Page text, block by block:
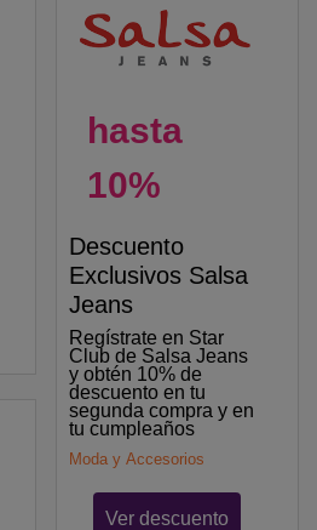
hasta
10%
Descuento
Exclusivos Salsa
Jeans
Regístrate en Star
Club de Salsa Jeans
y obtén 10% de
descuento en tu
segunda compra y en
tu cumpleaños
Moda y Accesorios
Ver descuento